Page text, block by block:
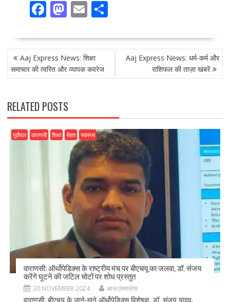
F
e
b
o
k
M
to
d
o
E
ai
l
S
ar
POST
NAVIGATION
Aaj Express News: शिक्षा
समाचार की त्वरित और व्यापक कवरेज
Aaj Express News: धर्म-कर्म और
राशिफल की ताज़ा खबरें
RELATED POSTS
पूर्वांचल वाराणसी शिक्षा सेहत स्वास्थ्य
वाराणसी: ऑर्थोपेडिक्स के राष्ट्रीय मंच पर बीएचयू का जलवा, डॉ. संजय
करेंगे घुटने की जटिल चोटों पर शोध प्रस्तुत
30 NOVEMBER 2024 आज एक्सप्रेस
वाराणसी: बीएचयू के जाने-माने ऑर्थोपेडिक्स विशेषज्ञ, डॉ. संजय यादव,